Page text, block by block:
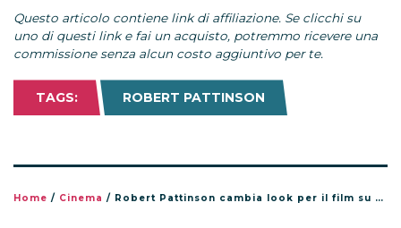
Questo articolo contiene link di affiliazione. Se clicchi su
uno di questi link e fai un acquisto, potremmo ricevere una
commissione senza alcun costo aggiuntivo per te.
TAGS: ROBERT PATTINSON
Home / Cinema / Robert Pattinson cambia look per il film su James Dean